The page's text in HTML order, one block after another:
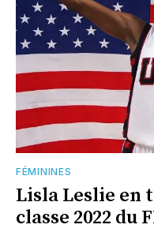
FÉMININES
Lisla Leslie en
classe 2022 du